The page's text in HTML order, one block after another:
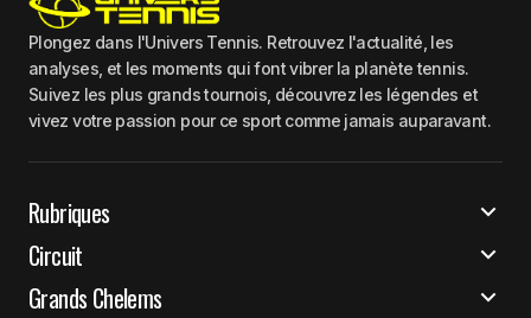
Plongez dans l'Univers Tennis. Retrouvez l'actualité, les
analyses, et les moments qui font vibrer la planète tennis.
Suivez les plus grands tournois, découvrez les légendes et
vivez votre passion pour ce sport comme jamais auparavant.
Rubriques
Circuit
Grands Chelems